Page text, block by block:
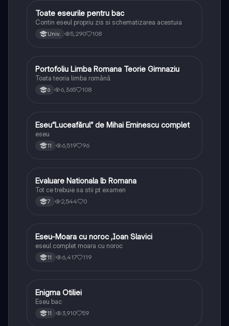
Limba și literatura română
Toate eseurile pentru bac
Contin eseul propriu zis si schematizarea acestuia
Univ. 5,290 108
Limba și literatura română
Portofoliu Limba Romana Teorie Gimnaziu
Toata teoria limba română
6 6,365 108
Limba și literatura română
Eseu”Luceafărul” de Mihai Eminescu complet
eseu
11 6,519 96
Limba și literatura română
Evaluare Nationala lb Romana
Tot ce trebuie sa stii pt examen
7 2,544 0
Limba și literatura română
Eseu-Moara cu noroc ,Ioan Slavici
eseul complet moara cu noroc
11 6,417 119
Limba și literatura română
Enigma Otiliei
Eseu bac
11 3,910 59